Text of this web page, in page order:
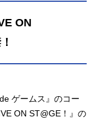
ON
ゲームス』のコー
ON ST@GE！』の